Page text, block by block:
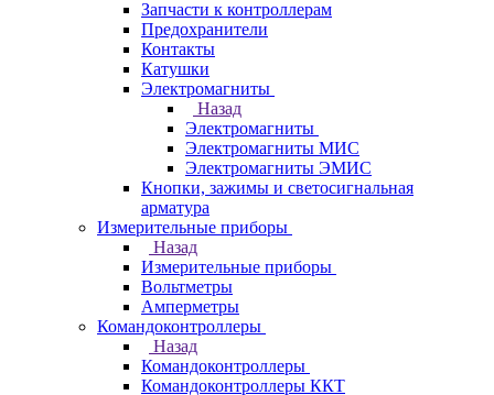
Запчасти к контроллерам
Предохранители
Контакты
Катушки
Электромагниты
Назад
Электромагниты
Электромагниты МИС
Электромагниты ЭМИС
Кнопки, зажимы и светосигнальная
арматура
Измерительные приборы
Назад
Измерительные приборы
Вольтметры
Амперметры
Командоконтроллеры
Назад
Командоконтроллеры
Командоконтроллеры ККТ